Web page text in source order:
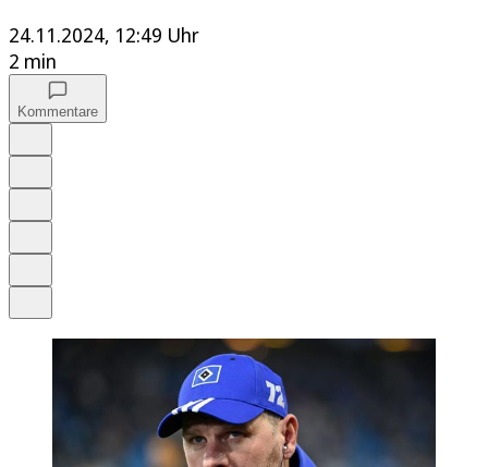
24.11.2024, 12:49 Uhr
2 min
Kommentare